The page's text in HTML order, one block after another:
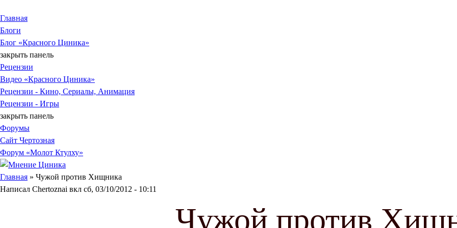
Главная
Блоги
Блог «Красного Циника»
закрыть панель
Рецензии
Видео «Красного Циника»
Рецензии - Кино, Сериалы, Анимация
Рецензии - Игры
закрыть панель
Форумы
Сайт Чертозная
Форум «Молот Ктулху»
Вы здесь
Главная » Чужой против Хищника
Написал Chertoznai вкл сб, 03/10/2012 - 10:11
Чужой против